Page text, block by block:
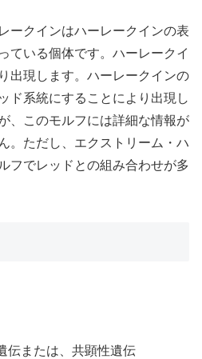
ークインはハーレークインの表
ている個体です。ハーレークイ
出現します。ハーレークインの
ド系統にすることにより出現し
、このモルフには詳細な情報が
。ただし、エクストリーム・ハ
フでレッドとの組み合わせが多
伝または、共顕性遺伝